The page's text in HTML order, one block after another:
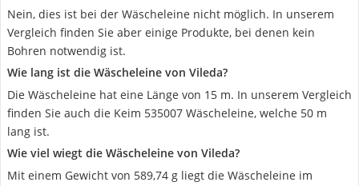
Nein, dies ist bei der Wäscheleine nicht möglich. In unserem
Vergleich finden Sie aber einige Produkte, bei denen kein
Bohren notwendig ist.
Wie lang ist die Wäscheleine von Vileda?
Die Wäscheleine hat eine Länge von 15 m. In unserem Vergleich
finden Sie auch die Keim 535007 Wäscheleine, welche 50 m
lang ist.
Wie viel wiegt die Wäscheleine von Vileda?
Mit einem Gewicht von 589,74 g liegt die Wäscheleine im